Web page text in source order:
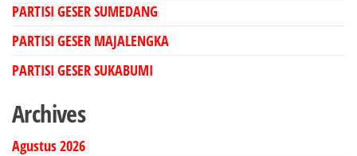
PARTISI GESER SUMEDANG
PARTISI GESER MAJALENGKA
PARTISI GESER SUKABUMI
Archives
Agustus 2026